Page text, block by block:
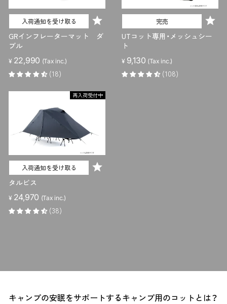
入荷通知を受け取る
GRインフレーターマット ダ
ブル
¥ 22,990 (Tax inc.)
(18)
完売
UTコット専用・メッシュシー
ト
¥ 9,130 (Tax inc.)
(108)
再入荷受付中
入荷通知を受け取る
タルビス
¥ 24,970 (Tax inc.)
(38)
キャンプの安眠をサポートするキャンプ用のコットとは？